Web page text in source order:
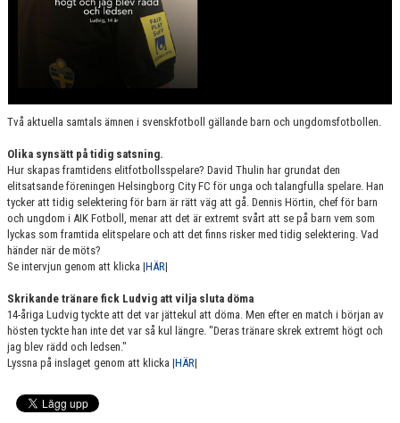
Två aktuella samtals ämnen i svenskfotboll gällande barn och ungdomsfotbollen.
Olika synsätt på tidig satsning.
Hur skapas framtidens elitfotbollsspelare? David Thulin har grundat den
elitsatsande föreningen Helsingborg City FC för unga och talangfulla spelare. Han
tycker att tidig selektering för barn är rätt väg att gå. Dennis Hörtin, chef för barn
och ungdom i AIK Fotboll, menar att det är extremt svårt att se på barn vem som
lyckas som framtida elitspelare och att det finns risker med tidig selektering. Vad
händer när de möts?
Se intervjun genom att klicka |HÄR|
Skrikande tränare fick Ludvig att vilja sluta döma
14-åriga Ludvig tyckte att det var jättekul att döma. Men efter en match i början av
hösten tyckte han inte det var så kul längre. "Deras tränare skrek extremt högt och
jag blev rädd och ledsen."
Lyssna på inslaget genom att klicka |HÄR|